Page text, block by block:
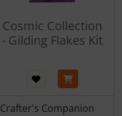
Cosmic Collection
- Gilding Flakes Kit
Crafter's Companion